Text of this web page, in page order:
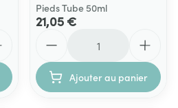
Pieds Tube 50ml
21,05 €
Ajouter au panier